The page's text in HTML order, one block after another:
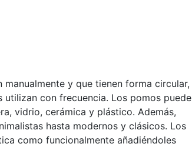
y que tienen forma circular,
con frecuencia. Los pomos
vidrio, cerámica y plástico. Además,
hasta modernos y clásicos. Los
como funcionalmente añadiéndoles